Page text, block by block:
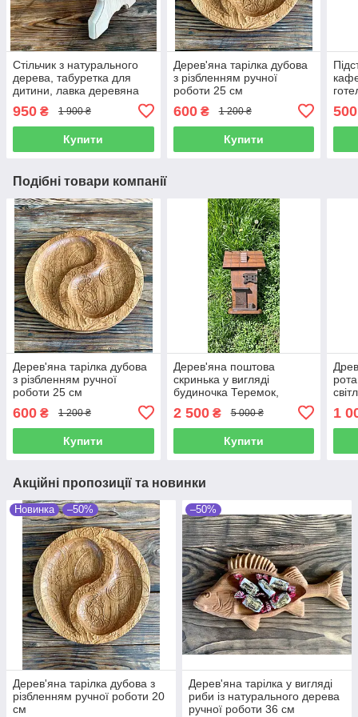
Стільчик з натурального
дерева, табуретка для
дитини, лавка деревяна
950 ₴ 1 900 ₴
Купити
Дерев'яна тарілка дубова
з різбленням ручної
роботи 25 см
600₴ 1 200 ₴
Купити
500
Подібні товари компанії
Дерев'яна тарілка дубова
з різбленням ручної
роботи 25 см
600 ₴ 1 200 ₴
Купити
Дерев'яна поштова
скринька у вигляді
будиночка Теремок,
поштова скринька вулична
для приватного будинку
ручної роботи
2 500₴ 5 000 ₴
Купити
1
Акційні пропозиції та новинки
Новинка –50%
Дерев'яна тарілка дубова з
різбленням ручної роботи 20
см
–50%
Дерев'яна тарілка у вигляді
риби із натурального дерева
ручної роботи 36 см